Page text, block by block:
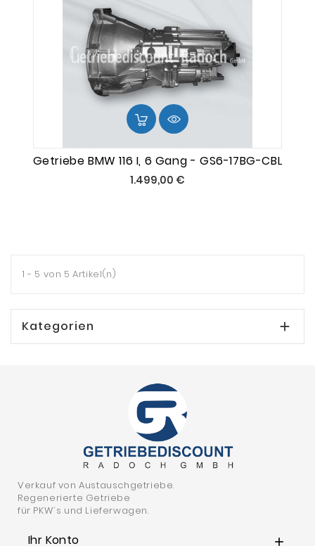
Getriebe BMW 116 I, 6 Gang - GS6-17BG-CBL
1.499,00 €Preis
1 - 5 von 5 Artikel(n)
Kategorien 
Verkauf von Austauschgetriebe.
Regenerierte Getriebe
für PKW´s und Lieferwagen.
Ihr Konto 